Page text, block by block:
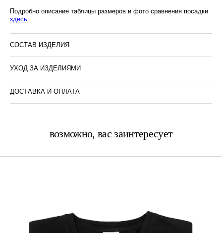
Подробно описание таблицы размеров и фото сравнения посадки
здесь.
СОСТАВ ИЗДЕЛИЯ
УХОД ЗА ИЗДЕЛИЯМИ
ДОСТАВКА И ОПЛАТА
возможно, вас заинтересует